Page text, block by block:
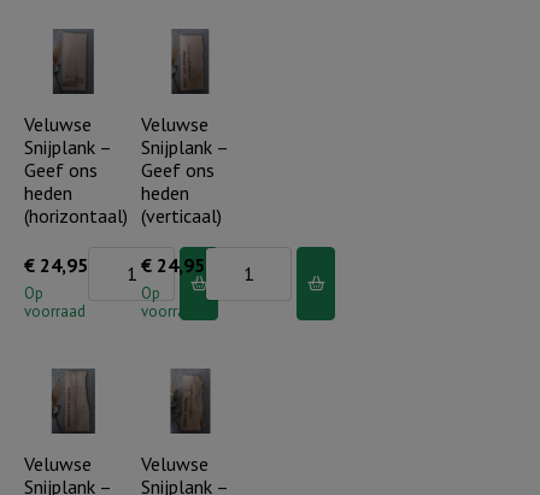
huis...
aantal
liefde
aantal
Veluwse
Snijplank –
Geef ons
heden
(horizontaal)
€ 24,95
Op
voorraad
Veluwse
Snijplank
(horizontaal)
aantal
Veluwse
Snijplank –
Geef ons
heden
(verticaal)
€ 24,95
Op
voorraad
Snijplank
-
(verticaal)
aantal
Veluwse
Snijplank –
Veluwse
Snijplank –